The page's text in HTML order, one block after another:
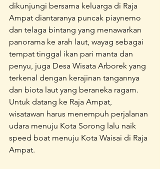
dikunjungi bersama keluarga di Raja
Ampat diantaranya puncak piaynemo
dan telaga bintang yang menawarkan
panorama ke arah laut, wayag sebagai
tempat tinggal ikan pari manta dan
penyu, juga Desa Wisata Arborek yang
terkenal dengan kerajinan tangannya
dan biota laut yang beraneka ragam.
Untuk datang ke Raja Ampat,
wisatawan harus menempuh perjalanan
udara menuju Kota Sorong lalu naik
speed boat menuju Kota Waisai di Raja
Ampat.